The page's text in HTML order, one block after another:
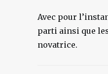
Avec pour
parti ainsi que
novatrice.